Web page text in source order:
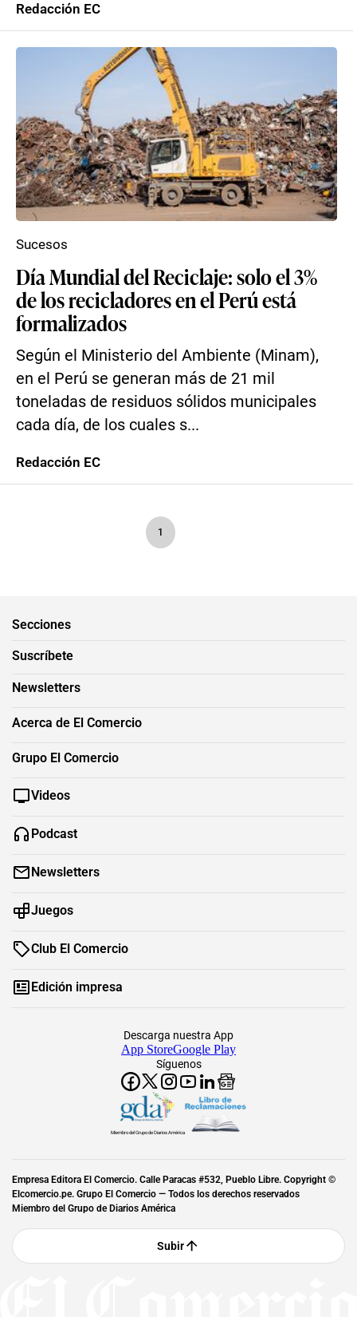
Redacción EC
Día Mundial del Reciclaje: solo el 3%
de los recicladores en el Perú está
formalizados
Según el Ministerio del Ambiente (Minam),
en el Perú se generan más de 21 mil
toneladas de residuos sólidos municipales
cada día, de los cuales s...
Sucesos
Redacción EC
1
Secciones
Suscríbete
Newsletters
Acerca de El Comercio
Grupo El Comercio
Videos
Podcast
Newsletters
Juegos
Club El Comercio
Edición impresa
Síguenos
Descarga nuestra App
App StoreGoogle Play
Miembro del Grupo de Diarios América
Empresa Editora El Comercio. Calle Paracas #532, Pueblo Libre. Copyright ©
Elcomercio.pe. Grupo El Comercio — Todos los derechos reservados
Miembro del Grupo de Diarios América
Subir